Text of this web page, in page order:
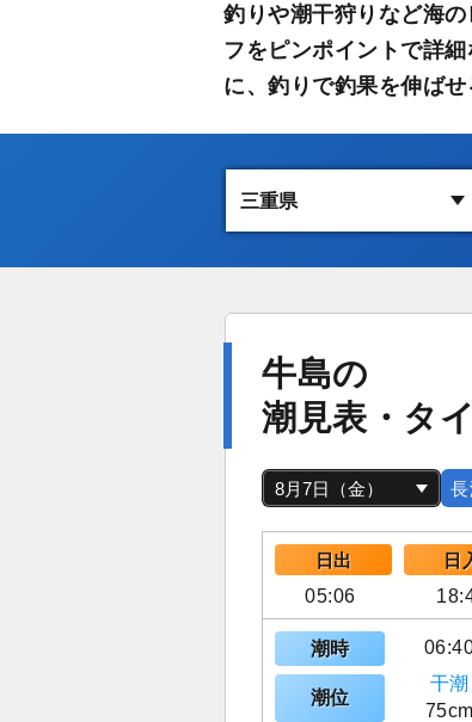
釣りや潮干狩りなど海
フをピンポイントで詳
に、釣りで釣果を伸ば
牛島の
潮見表・タ
長
日出 日
05:06
潮時
潮位
干潮
75cm